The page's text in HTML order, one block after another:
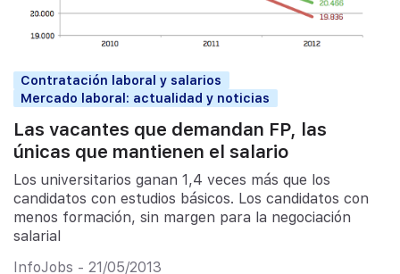
Contratación laboral y salarios
Mercado laboral: actualidad y noticias
Las vacantes que demandan FP, las
únicas que mantienen el salario
Los universitarios ganan 1,4 veces más que los
candidatos con estudios básicos. Los candidatos con
menos formación, sin margen para la negociación
salarial
InfoJobs - 21/05/2013